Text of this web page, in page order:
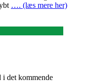
…. (læs mere her)
i det kommende